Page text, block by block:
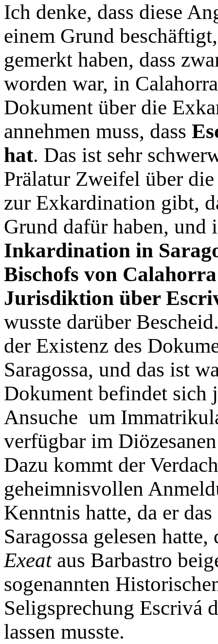
Ich denke, dass diese
einem Grund
gemerkt haben, dass
worden war, in
Dokument über die
annehmen muss, dass
hat. Das ist sehr
Prälatur Zweifel über
zur Exkardination gibt,
Grund dafür haben, und
Inkardination in
Bischofs von
Jurisdiktion über
wusste darüber
der Existenz des
Saragossa, und das ist
Dokument befindet sich
Ansuche um
verfügbar im
Dazu kommt der
geheimnisvollen
Kenntnis hatte, da er
Saragossa gelesen
Exeat aus Barbastro
sogenannten
Seligsprechung Escrivá
lassen musste.